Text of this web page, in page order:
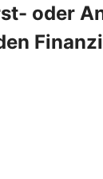
oder